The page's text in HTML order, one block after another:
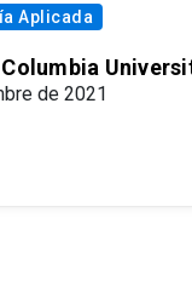
Aplicada
de 2021